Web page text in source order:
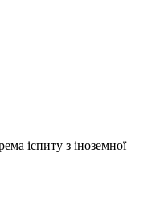
іспиту з іноземної